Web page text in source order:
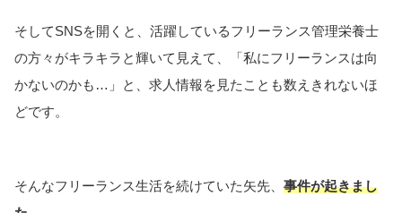
そしてSNSを開くと、活躍しているフリーランス管理栄養士
の方々がキラキラと輝いて見えて、「私にフリーランスは向
かないのかも…」と、求人情報を見たことも数えきれないほ
どです。
そんなフリーランス生活を続けていた矢先、 事件が起きまし